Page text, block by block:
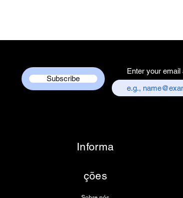
Subscribe
Enter your email
Informa
ções